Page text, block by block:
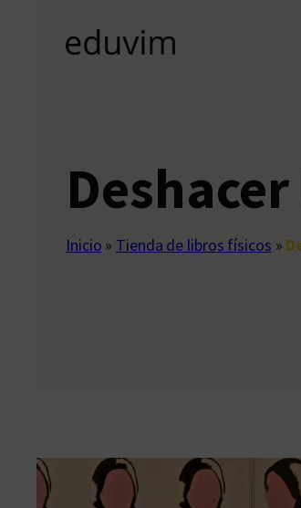
Inicio » Tienda de libros físicos »